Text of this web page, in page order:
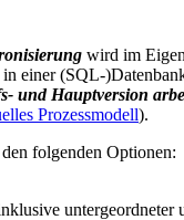
wird im
in einer (SQL-
und Hauptversion
Prozessmodell).
folgenden Optionen:
untergeordneter